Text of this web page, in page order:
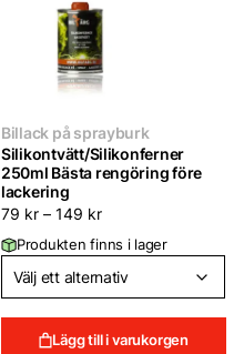
Billack på sprayburk
Silikontvätt/Silikonferner
250ml Bästa rengöring före
lackering
79 kr – 149 kr
Produkten finns i lager
Lägg till i varukorgen